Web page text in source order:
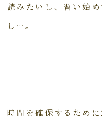
読みたいし、習い始
し…。
時間を確保するため